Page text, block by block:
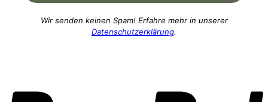
Wir senden keinen Spam! Erfahre mehr in unserer
Datenschutzerklärung.